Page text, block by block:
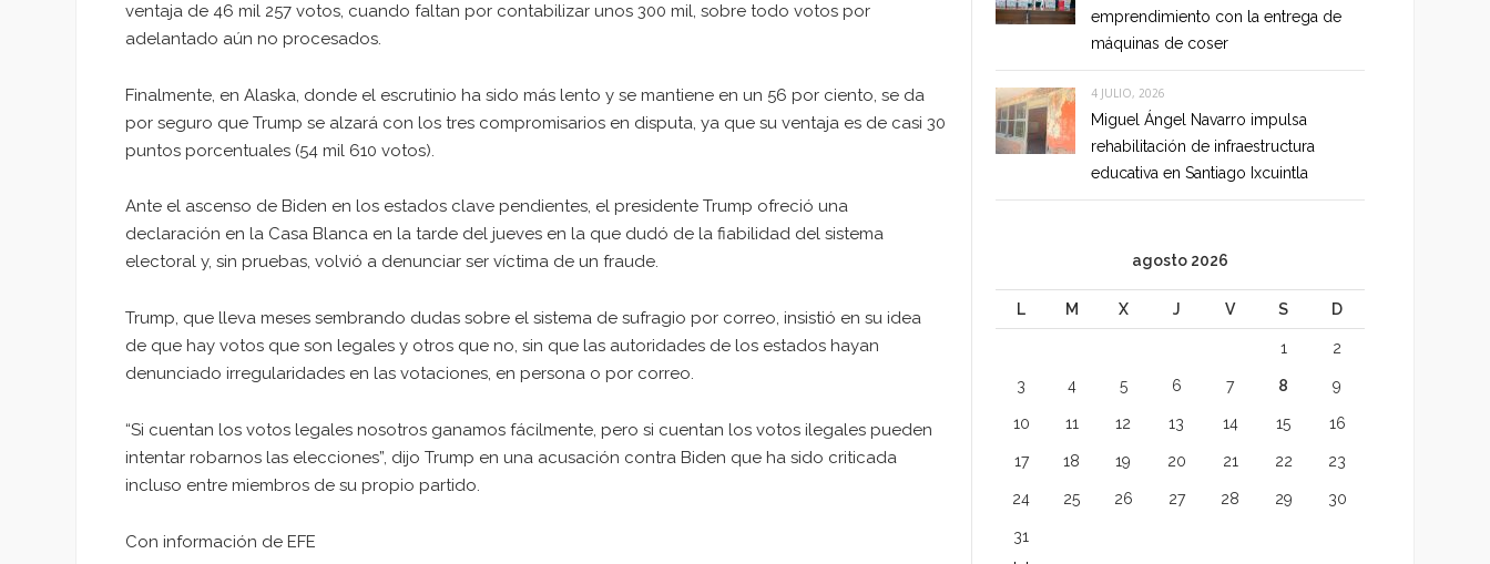
ventaja de 46 mil 257 votos, cuando faltan por contabilizar unos 300 mil, sobre todo votos por
adelantado aún no procesados.
Finalmente, en Alaska, donde el escrutinio ha sido más lento y se mantiene en un 56 por ciento, se da
por seguro que Trump se alzará con los tres compromisarios en disputa, ya que su ventaja es de casi 30
puntos porcentuales (54 mil 610 votos).
Ante el ascenso de Biden en los estados clave pendientes, el presidente Trump ofreció una
declaración en la Casa Blanca en la tarde del jueves en la que dudó de la fiabilidad del sistema
electoral y, sin pruebas, volvió a denunciar ser víctima de un fraude.
Trump, que lleva meses sembrando dudas sobre el sistema de sufragio por correo, insistió en su idea
de que hay votos que son legales y otros que no, sin que las autoridades de los estados hayan
denunciado irregularidades en las votaciones, en persona o por correo.
“Si cuentan los votos legales nosotros ganamos fácilmente, pero si cuentan los votos ilegales pueden
intentar robarnos las elecciones”, dijo Trump en una acusación contra Biden que ha sido criticada
incluso entre miembros de su propio partido.
Con información de EFE
emprendimiento con la entrega de
máquinas de coser
4 JULIO, 2026
Miguel Ángel Navarro impulsa
rehabilitación de infraestructura
educativa en Santiago Ixcuintla
agosto 2026
L M X J V S D
1 2
3 4 5 6 7 8 9
10 11 12 13 14 15 16
17 18 19 20 21 22 23
24 25 26 27 28 29 30
31